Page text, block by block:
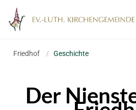
Friedhof / Geschichte
Der